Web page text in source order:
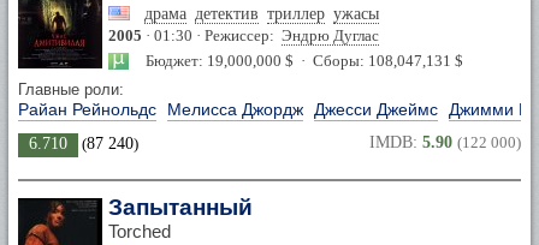
драма детектив триллер ужасы
2005 · 01:30 · Режиссер: Эндрю Дуглас
Бюджет: 19,000,000 $ · Сборы: 108,047,131 $
Главные роли:
Райан Рейнольдс Мелисса Джордж Джесси Джеймс Джимми
6.710 (87 240) IMDB: 5.90 (122 000)
Запытанный
Torched